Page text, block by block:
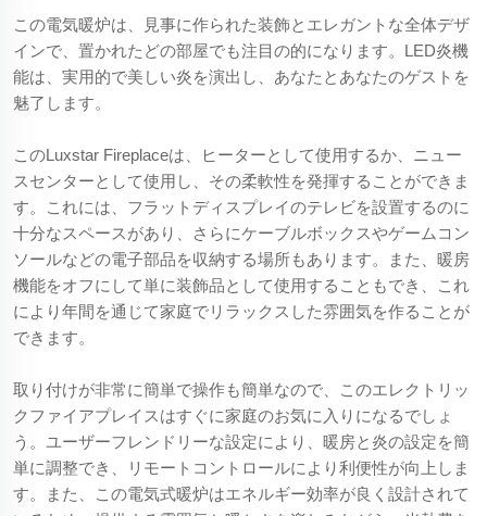
この電気暖炉は、見事に作られた装飾とエレガントな全体デザ
インで、置かれたどの部屋でも注目の的になります。LED炎機
能は、実用的で美しい炎を演出し、あなたとあなたのゲストを
魅了します。
このLuxstar Fireplaceは、ヒーターとして使用するか、ニュー
スセンターとして使用し、その柔軟性を発揮することができま
す。これには、フラットディスプレイのテレビを設置するのに
十分なスペースがあり、さらにケーブルボックスやゲームコン
ソールなどの電子部品を収納する場所もあります。また、暖房
機能をオフにして単に装飾品として使用することもでき、これ
により年間を通じて家庭でリラックスした雰囲気を作ることが
できます。
取り付けが非常に簡単で操作も簡単なので、このエレクトリッ
クファイアプレイスはすぐに家庭のお気に入りになるでしょ
う。ユーザーフレンドリーな設定により、暖房と炎の設定を簡
単に調整でき、リモートコントロールにより利便性が向上しま
す。また、この電気式暖炉はエネルギー効率が良く設計されて